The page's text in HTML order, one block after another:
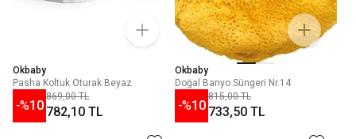
Okbaby
Pasha Koltuk Oturak Beyaz
-%10
869,00 TL
782,10 TL
Okbaby
Doğal Banyo Süngeri Nr.14
-%10
815,00 TL
733,50 TL